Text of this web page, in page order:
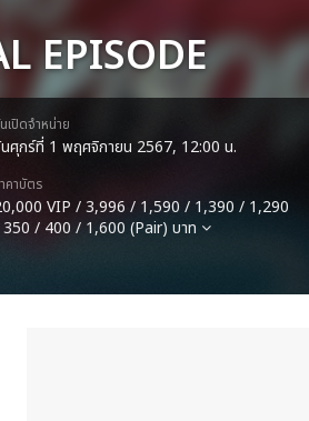
EPISODE
เปิดจำหน่าย
ศุกร์ที่ 1 พฤศจิกายน 2567, 12:00 น.
คาบัตร
VIP / 3,996 / 1,590 / 1,390 / 1,290
/ 400 / 1,600 (Pair) บาท